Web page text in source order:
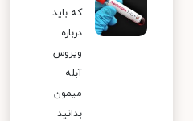
که باید
درباره
ویروس
آبله
میمون
بدانید